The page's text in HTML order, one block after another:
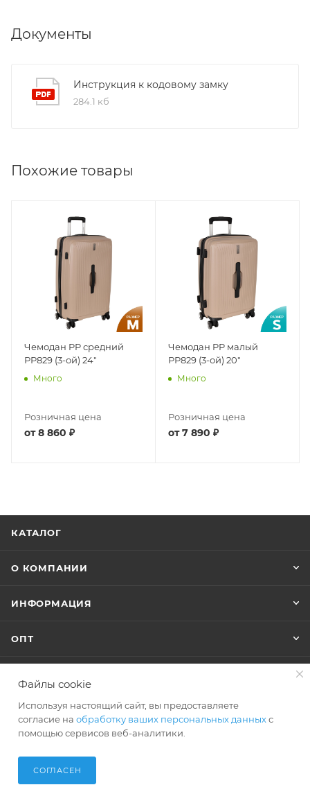
Документы
Инструкция к кодовому замку
284.1 кб
Похожие товары
Чемодан PP средний
РР829 (3-ой) 24"
Много
Розничная цена
от8 860 ₽
Чемодан PP малый
РР829 (3-ой) 20"
Много
Розничная цена
от7 890 ₽
КАТАЛОГ
О КОМПАНИИ
ИНФОРМАЦИЯ
ОПТ
shop@polar-bags.ru
Файлы cookie
Используя настоящий сайт, вы предоставляете
согласие на обработку ваших персональных данныхс
помощью сервисов веб-аналитики.
СОГЛАСЕН